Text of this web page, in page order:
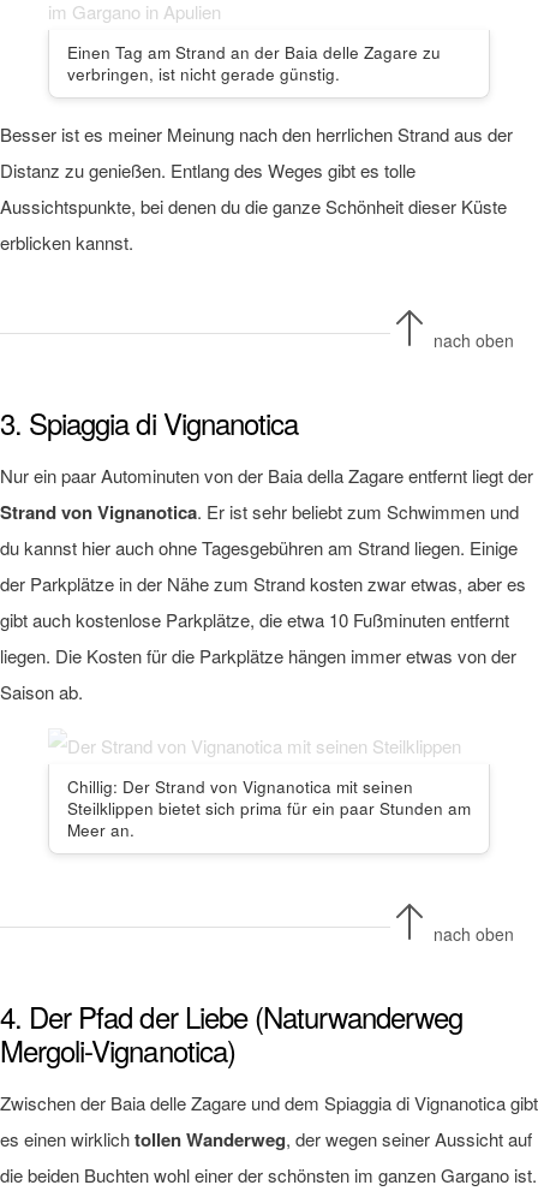
Einen Tag am Strand an der Baia delle Zagare zu
verbringen, ist nicht gerade günstig.
Besser ist es meiner Meinung nach den herrlichen Strand aus der
Distanz zu genießen. Entlang des Weges gibt es tolle
Aussichtspunkte, bei denen du die ganze Schönheit dieser Küste
erblicken kannst.
nach oben
3. Spiaggia di Vignanotica
Nur ein paar Autominuten von der Baia della Zagare entfernt liegt der
Strand von Vignanotica. Er ist sehr beliebt zum Schwimmen und
du kannst hier auch ohne Tagesgebühren am Strand liegen. Einige
der Parkplätze in der Nähe zum Strand kosten zwar etwas, aber es
gibt auch kostenlose Parkplätze, die etwa 10 Fußminuten entfernt
liegen. Die Kosten für die Parkplätze hängen immer etwas von der
Saison ab.
Chillig: Der Strand von Vignanotica mit seinen
Steilklippen bietet sich prima für ein paar Stunden am
Meer an.
nach oben
4. Der Pfad der Liebe (Naturwanderweg
Mergoli-Vignanotica)
Zwischen der Baia delle Zagare und dem Spiaggia di Vignanotica gibt
es einen wirklichtollen Wanderweg, der wegen seiner Aussicht auf
die beiden Buchten wohl einer der schönsten im ganzen Gargano ist.